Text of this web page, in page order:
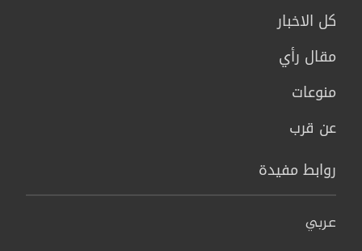
كل الاخبار
مقال رأي
منوعات
عن قرب
روابط مفيدة
عربي